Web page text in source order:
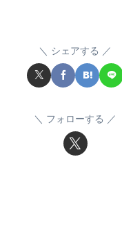
シェアする
フォローする